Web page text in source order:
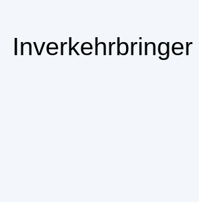
Inverkehrbringer